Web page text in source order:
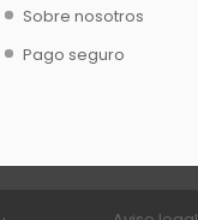
Sobre nosotros
Pago seguro